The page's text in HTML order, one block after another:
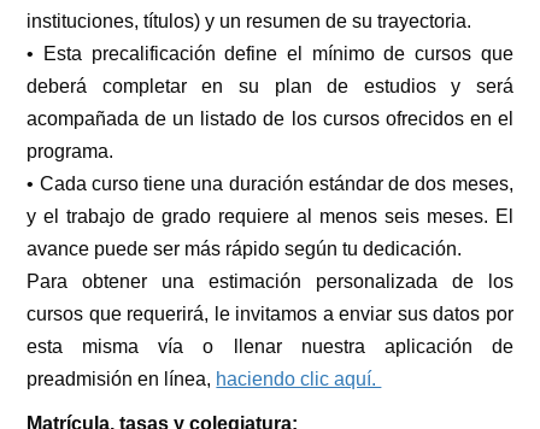
instituciones, títulos) y un resumen de su trayectoria.
• Esta precalificación define el mínimo de cursos que
deberá completar en su plan de estudios y será
acompañada de un listado de los cursos ofrecidos en el
programa.
• Cada curso tiene una duración estándar de dos meses,
y el trabajo de grado requiere al menos seis meses. El
avance puede ser más rápido según tu dedicación.
Para obtener una estimación personalizada de los
cursos que requerirá, le invitamos a enviar sus datos por
esta misma vía o llenar nuestra aplicación de
preadmisión en línea, haciendo clic aquí.
Matrícula, tasas y colegiatura: